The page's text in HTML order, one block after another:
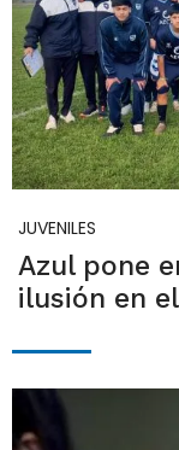
JUVENILES
Azul pone
ilusión en